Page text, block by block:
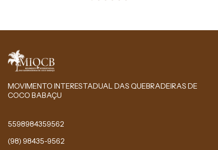
MOVIMENTO INTERESTADUAL DAS QUEBRADEIRAS DE
COCO BABAÇU
5598984359562
(98) 98435-9562